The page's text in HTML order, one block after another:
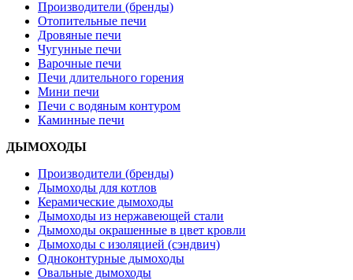
Производители (бренды)
Отопительные печи
Дровяные печи
Чугунные печи
Варочные печи
Печи длительного горения
Мини печи
Печи с водяным контуром
Каминные печи
ДЫМОХОДЫ
Производители (бренды)
Дымоходы для котлов
Керамические дымоходы
Дымоходы из нержавеющей стали
Дымоходы окрашенные в цвет кровли
Дымоходы с изоляцией (сэндвич)
Одноконтурные дымоходы
Овальные дымоходы